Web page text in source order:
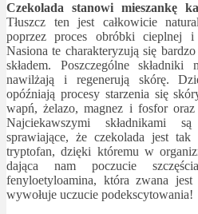
Czekolada stanowi mieszankę
Tłuszcz ten jest całkowicie
poprzez proces obróbki cieplnej
Nasiona te charakteryzują się
składem. Poszczególne składniki
nawilżają i regenerują skórę.
opóźniają procesy starzenia się
wapń, żelazo, magnez i fosfor
Najciekawszymi składnikami
sprawiające, że czekolada jest
tryptofan, dzięki któremu w
dająca nam poczucie
fenyloetyloamina, która zwana jest
wywołuje uczucie podekscytowania!